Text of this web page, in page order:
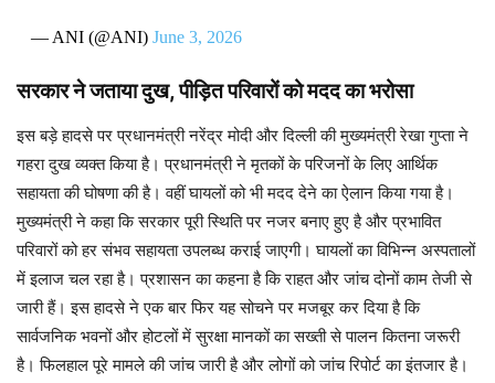
— ANI (@ANI) June 3, 2026
सरकार ने जताया दुख, पीड़ित परिवारों को मदद का भरोसा
इस बड़े हादसे पर प्रधानमंत्री नरेंद्र मोदी और दिल्ली की मुख्यमंत्री रेखा गुप्ता ने
गहरा दुख व्यक्त किया है। प्रधानमंत्री ने मृतकों के परिजनों के लिए आर्थिक
सहायता की घोषणा की है। वहीं घायलों को भी मदद देने का ऐलान किया गया है।
मुख्यमंत्री ने कहा कि सरकार पूरी स्थिति पर नजर बनाए हुए है और प्रभावित
परिवारों को हर संभव सहायता उपलब्ध कराई जाएगी। घायलों का विभिन्न अस्पतालों
में इलाज चल रहा है। प्रशासन का कहना है कि राहत और जांच दोनों काम तेजी से
जारी हैं। इस हादसे ने एक बार फिर यह सोचने पर मजबूर कर दिया है कि
सार्वजनिक भवनों और होटलों में सुरक्षा मानकों का सख्ती से पालन कितना जरूरी
है। फिलहाल पूरे मामले की जांच जारी है और लोगों को जांच रिपोर्ट का इंतजार है।